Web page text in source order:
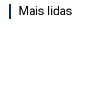
Mais lidas